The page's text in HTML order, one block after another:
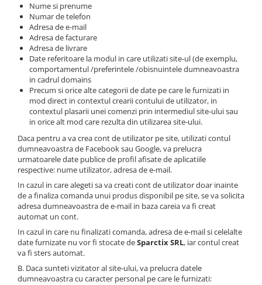
Nume si prenume
Numar de telefon
Adresa de e-mail
Adresa de facturare
Adresa de livrare
Date referitoare la modul in care utilizati site-ul (de exemplu,
comportamentul /preferintele /obisnuintele dumneavoastra
in cadrul domains
Precum si orice alte categorii de date pe care le furnizati in
mod direct in contextul crearii contului de utilizator, in
contextul plasarii unei comenzi prin intermediul site-ului sau
in orice alt mod care rezulta din utilizarea site-ului.
Daca pentru a va crea cont de utilizator pe site, utilizati contul
dumneavoastra de Facebook sau Google, va prelucra
urmatoarele date publice de profil afisate de aplicatiile
respective: nume utilizator, adresa de e-mail.
In cazul in care alegeti sa va creati cont de utilizator doar inainte
de a finaliza comanda unui produs disponibil pe site, se va solicita
adresa dumneavoastra de e-mail in baza careia va fi creat
automat un cont.
In cazul in care nu finalizati comanda, adresa de e-mail si celelalte
date furnizate nu vor fi stocate deSparctix SRL, iar contul creat
va fi sters automat.
B. Daca sunteti vizitator al site-ului, va prelucra datele
dumneavoastra cu caracter personal pe care le furnizati: